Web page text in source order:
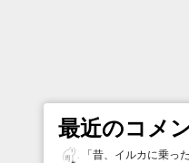
最近のコメ
「昔、イルカに乗っ